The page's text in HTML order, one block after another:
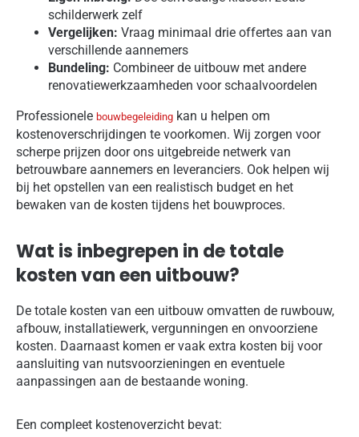
schilderwerk zelf
Vergelijken: Vraag minimaal drie offertes aan van
verschillende aannemers
Bundeling: Combineer de uitbouw met andere
renovatiewerkzaamheden voor schaalvoordelen
Professionele bouwbegeleiding kan u helpen om
kostenoverschrijdingen te voorkomen. Wij zorgen voor
scherpe prijzen door ons uitgebreide netwerk van
betrouwbare aannemers en leveranciers. Ook helpen wij
bij het opstellen van een realistisch budget en het
bewaken van de kosten tijdens het bouwproces.
Wat is inbegrepen in de totale
kosten van een uitbouw?
De totale kosten van een uitbouw omvatten de ruwbouw,
afbouw, installatiewerk, vergunningen en onvoorziene
kosten. Daarnaast komen er vaak extra kosten bij voor
aansluiting van nutsvoorzieningen en eventuele
aanpassingen aan de bestaande woning.
Een compleet kostenoverzicht bevat: